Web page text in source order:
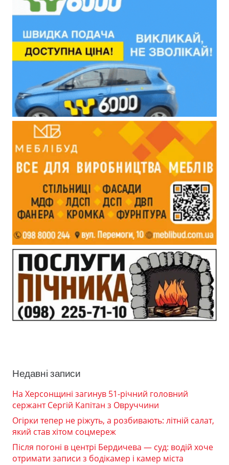
Недавні записи
На Херсонщині загинув 51-річний головний
сержант Сергій Капітан з Овруччини
Огірки тепер не ріжуть, а розбивають: літній салат,
який став хітом соцмереж
Після погоні в центрі Бердичева — суд: водій хоче
отримати записи з бодікамер і камер міста